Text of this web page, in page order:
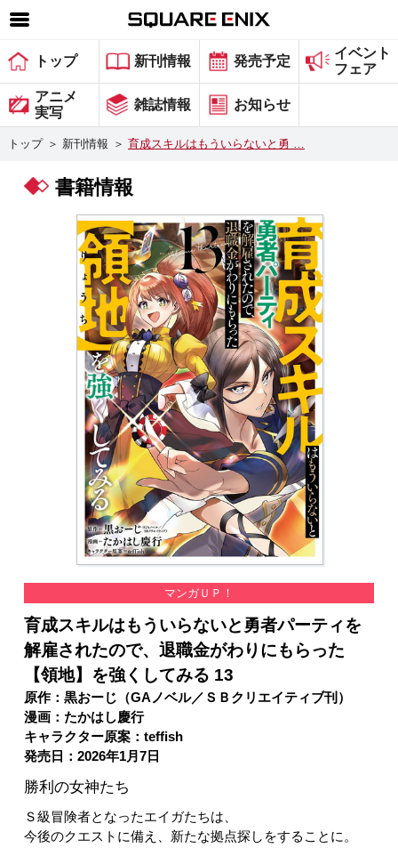
SQUARE ENIX 公式サイトメニュー
ゲーム
マガジン＆ブックス
グッズ
会社情報 採用情報
スクウェア・エニックス サイト内検索
トップ 新刊情報 発売予定
イベント
フェア
アニメ
実写
雑誌情報 お知らせ
トップ ＞ 新刊情報 ＞ 育成スキルはもういらないと勇 …
書籍情報
マンガＵＰ！
育成スキルはもういらないと勇者パーティを
解雇されたので、退職金がわりにもらった
【領地】を強くしてみる 13
原作：黒おーじ（GAノベル／ＳＢクリエイティブ刊）
漫画：たかはし慶行
キャラクター原案：teffish
発売日：2026年1月7日
勝利の女神たち
Ｓ級冒険者となったエイガたちは、
今後のクエストに備え、新たな拠点探しをすることに。